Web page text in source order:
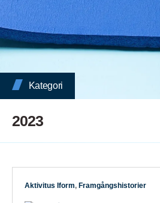
Kategori
2023
Aktivitus Iform, Framgångshistorier